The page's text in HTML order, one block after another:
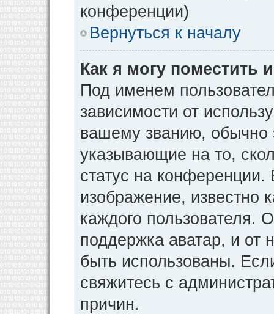
конференции)
Вернуться к началу
Как я могу поместить
Под именем
зависимости от
вашему званию, обычно
указывающие на то,
статус на
изображение, известно
каждого пользователя.
поддержка аватар, и от
быть использованы.
свяжитесь с
причин.